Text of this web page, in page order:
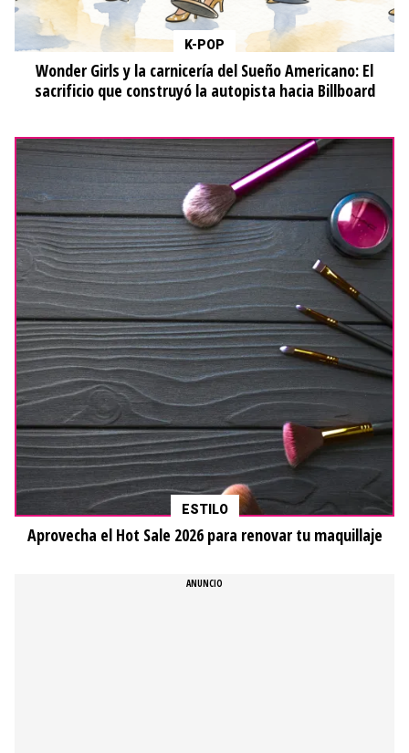
K-POP
Wonder Girls y la carnicería del Sueño Americano: El
sacrificio que construyó la autopista hacia Billboard
ESTILO
Aprovecha el Hot Sale 2026 para renovar tu maquillaje